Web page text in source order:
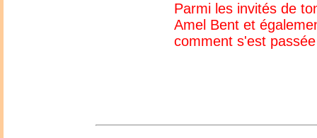
Parmi les invités de
Amel Bent et
comment s'est